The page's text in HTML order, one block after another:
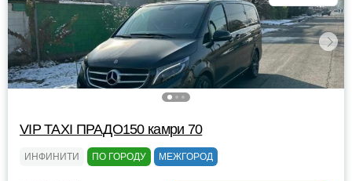
VIP TAXI ПРАДО150 камри 70
ИНФИНИТИ ПО ГОРОДУ МЕЖГОРОД